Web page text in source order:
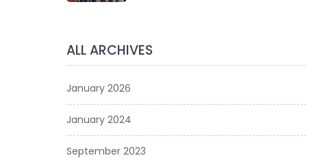
ALL ARCHIVES
January 2026
January 2024
September 2023